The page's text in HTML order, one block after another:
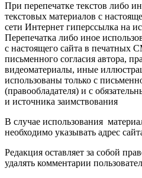
При перепечатке текстов либо
текстовых материалов с
сети Интернет гиперссылка на
Перепечатка либо иное
с настоящего сайта в печатных
письменного согласия автора,
видеоматериалы, иные
использованы только с
(правообладателя) и с
и источника заимствования
В случае использования
необходимо указывать адрес
Редакция оставляет за собой
удалять комментарии